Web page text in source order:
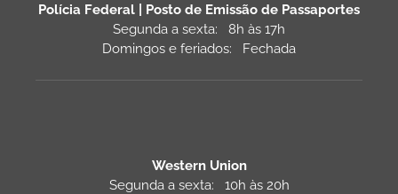
Polícia Federal | Posto de Emissão de Passaportes
Segunda a sexta: 8h às 17h
Domingos e feriados: Fechada
Western Union
Segunda a sexta: 10h às 20h